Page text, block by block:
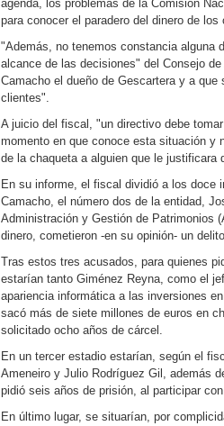
agenda, los problemas de la Comisión
para conocer el paradero del dinero de los
"Además, no tenemos constancia alguna
alcance de las decisiones" del Consejo
Camacho el dueño de Gescartera y a
clientes".
A juicio del fiscal, "un directivo debe
momento en que conoce esta situación y
de la chaqueta a alguien que le
En su informe, el fiscal dividió a los doce
Camacho, el número dos de la entidad,
Administración y Gestión de Patrimonios
dinero, cometieron -en su opinión- un
Tras estos tres acusados, para quienes
estarían tanto Giménez Reyna, como el
apariencia informática a las inversiones
sacó más de siete millones de euros en
solicitado ocho años de cárcel.
En un tercer estadio estarían, según el
Ameneiro y Julio Rodríguez Gil, además
pidió seis años de prisión, al participar
En último lugar, se situarían, por